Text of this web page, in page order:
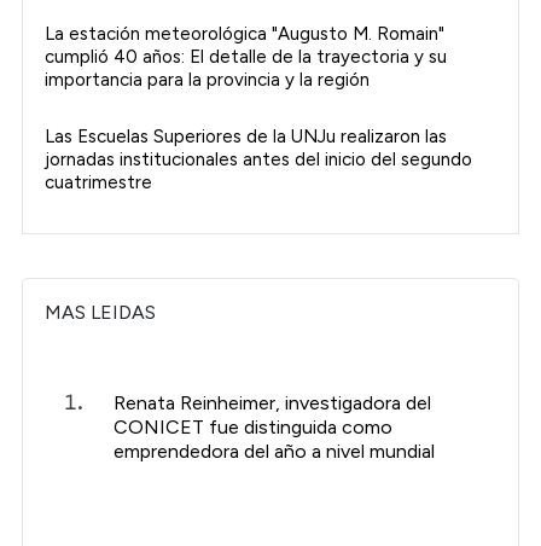
La estación meteorológica "Augusto M. Romain"
cumplió 40 años: El detalle de la trayectoria y su
importancia para la provincia y la región
Las Escuelas Superiores de la UNJu realizaron las
jornadas institucionales antes del inicio del segundo
cuatrimestre
MAS LEIDAS
Renata Reinheimer, investigadora del
CONICET fue distinguida como
emprendedora del año a nivel mundial